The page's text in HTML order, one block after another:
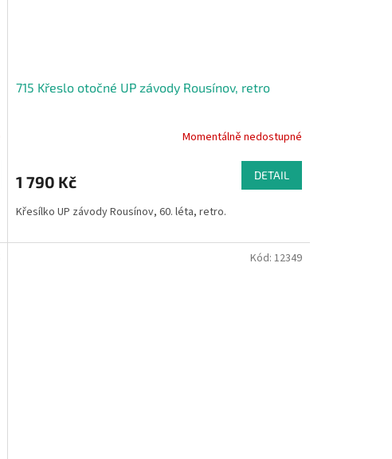
715 Křeslo otočné UP závody Rousínov, retro
Momentálně nedostupné
1 790 Kč DETAIL
Křesílko UP závody Rousínov, 60. léta, retro.
Kód: 12349